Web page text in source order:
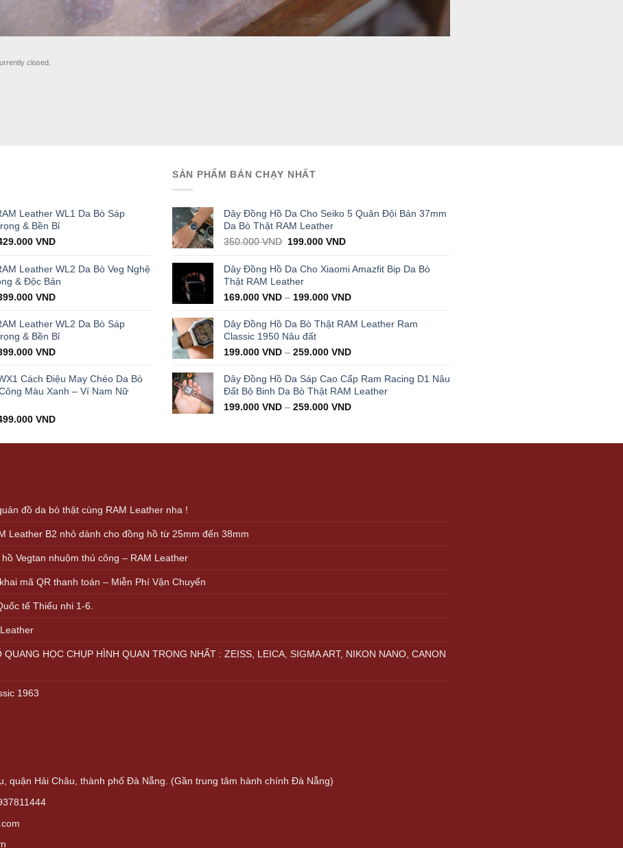
closed.
Leather WL1 Da Bò Sáp
& Bền Bỉ
VND.
VNDCurrent
is:
429.000 VND.
Leather WL2 Da Bò Veg Nghệ
& Độc Bản
VND.
VNDCurrent
is:
399.000 VND.
Leather WL2 Da Bò Sáp
& Bền Bỉ
VND.
VNDCurrent
is:
399.000 VND.
Cách Điệu May Chéo Da Bò
Màu Xanh – Ví Nam Nữ
VNDCurrent
is:
SẢN PHẨM BÁN CHẠY NHẤT
Dây Đồng Hồ Da Cho Seiko 5 Quân Đội Bản 37mm
Da Bò Thật RAM Leather
350.000VND Original
was:
350.000 VND.
199.000VNDCurrent
is:
199.000 VND.
Dây Đồng Hồ Da Cho Xiaomi Amazfit Bip Da Bò
Thật RAM Leather
169.000 VND – 199.000 VND
Dây Đồng Hồ Da Bò Thật RAM Leather Ram
Classic 1950 Nâu đất
199.000 VND – 259.000 VND
Dây Đồng Hồ Da Sáp Cao Cấp Ram Racing D1 Nâu
Đất Bộ Binh Da Bò Thật RAM Leather
199.000 VND – 259.000 VND
đồ da bò thật cùng RAM Leather nha !
Leather B2 nhỏ dành cho đồng hồ từ 25mm đến 38mm
Vegtan nhuộm thủ công – RAM Leather
mã QR thanh toán – Miễn Phí Vận Chuyển
tế Thiếu nhi 1-6.
QUANG HỌC CHỤP HÌNH QUAN TRỌNG NHẤT : ZEISS, LEICA, SIGMA ART, NIKON NANO, CANON
1963
quận Hải Châu, thành phố Đà Nẵng. (Gần trung tâm hành chính Đà Nẵng)